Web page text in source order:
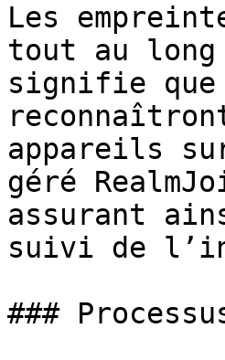
Les
tout au long
signifie que
appareils
géré
assurant
suivi de
###